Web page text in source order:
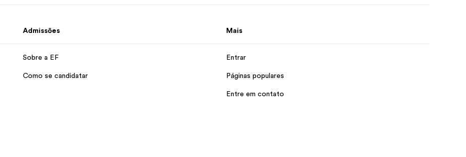
Admissões
Sobre a EF
Como se candidatar
Mais
Entrar
Páginas populares
Entre em contato